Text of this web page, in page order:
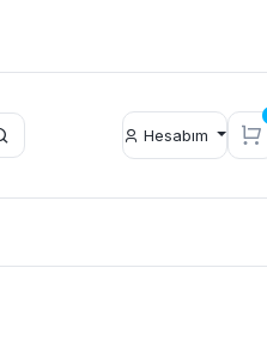
Hesabım